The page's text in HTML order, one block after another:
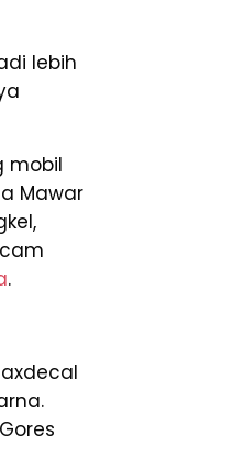
lebih
mobil
Mawar
.